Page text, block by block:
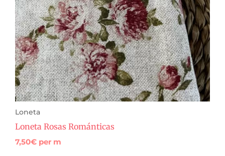
Loneta
Loneta Rosas Románticas
7,50€ per m